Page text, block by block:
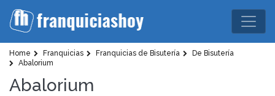
Home Franquicias Franquicias de Bisutería
De Bisutería
Abalorium
Abalorium